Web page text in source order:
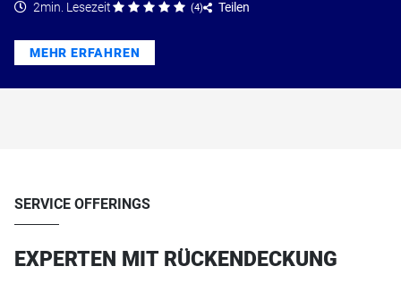
2min. Lesezeit (4) Teilen
MEHR ERFAHREN
SERVICE OFFERINGS
EXPERTEN MIT RÜCKENDECKUNG